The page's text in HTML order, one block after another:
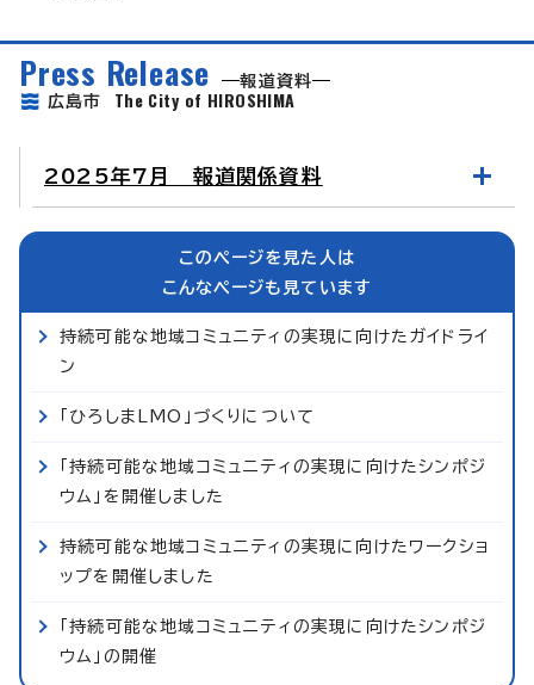
Press Release
報道資料
広島市 The City of HIROSHIMA
2025年7月 報道関係資料
このページを見た人は
こんなページも見ています
持続可能な地域コミュニティの実現に向けたガイドライ
ン
「ひろしまLMO」づくりについて
「持続可能な地域コミュニティの実現に向けたシンポジ
ウム」を開催しました
持続可能な地域コミュニティの実現に向けたワークショ
ップを開催しました
「持続可能な地域コミュニティの実現に向けたシンポジ
ウム」の開催